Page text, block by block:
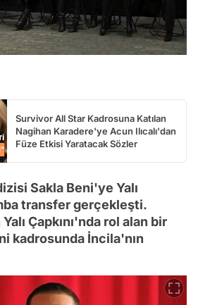
Survivor All Star Kadrosuna Katılan
Nagihan Karadere'ye Acun Ilıcalı'dan
Füze Etkisi Yaratacak Sözler
Sakla Beni'ye Yalı
transfer gerçekleşti.
Çapkını'nda rol alan bir
kadrosunda İncila'nın